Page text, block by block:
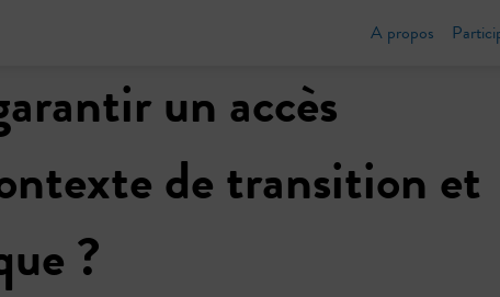
A propos
un accès
de transition et
?